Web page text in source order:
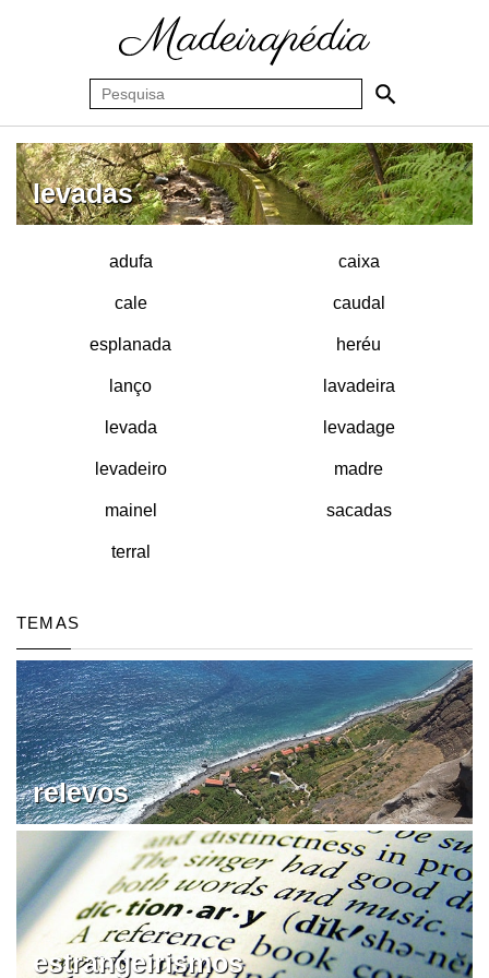
levadas
adufa caixa
cale caudal
esplanada heréu
lanço lavadeira
levada levadage
levadeiro madre
mainel sacadas
terral
TEMAS
relevos
estrangeirismos